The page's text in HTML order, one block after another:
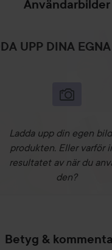
Användarbilder
UPP DINA
Ladda upp din egen
produkten. Eller varför
resultatet av när du
den?
Betyg &